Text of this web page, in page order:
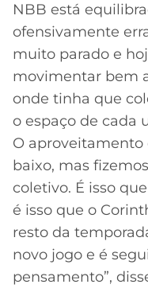
NBB está
ofensivamente
muito parado e
movimentar bem
onde tinha que
o espaço de cada
O aproveitamento
baixo, mas
coletivo. É isso
é isso que o
resto da
novo jogo e é
pensamento”,